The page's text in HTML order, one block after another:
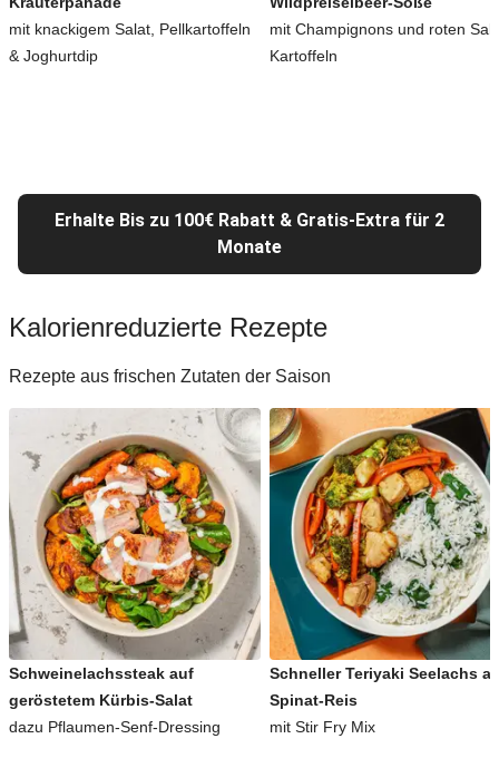
mit knackigem Salat, Pellkartoffeln
& Joghurtdip
mit Champignons und roten
Kartoffeln
Erhalte Bis zu 100€ Rabatt & Gratis-Extra für 2
Monate
Kalorienreduzierte Rezepte
Rezepte aus frischen Zutaten der Saison
Schweinelachssteak auf
geröstetem Kürbis-Salat
dazu Pflaumen-Senf-Dressing
Schneller Teriyaki Seelachs
Spinat-Reis
mit Stir Fry Mix